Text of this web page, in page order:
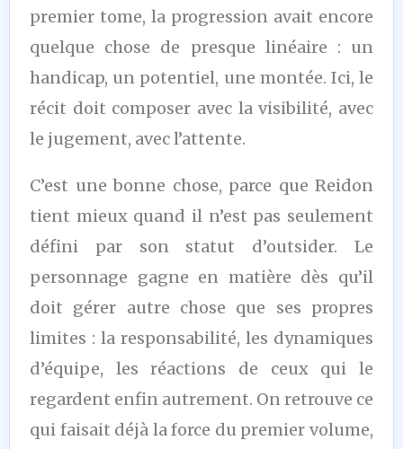
premier tome, la progression avait encore
quelque chose de presque linéaire : un
handicap, un potentiel, une montée. Ici, le
récit doit composer avec la visibilité, avec
le jugement, avec l’attente.
C’est une bonne chose, parce que Reidon
tient mieux quand il n’est pas seulement
défini par son statut d’outsider. Le
personnage gagne en matière dès qu’il
doit gérer autre chose que ses propres
limites : la responsabilité, les dynamiques
d’équipe, les réactions de ceux qui le
regardent enfin autrement. On retrouve ce
qui faisait déjà la force du premier volume,